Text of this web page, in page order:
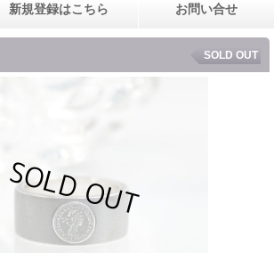
新規登録はこちら お問い合せ
SOLD OUT